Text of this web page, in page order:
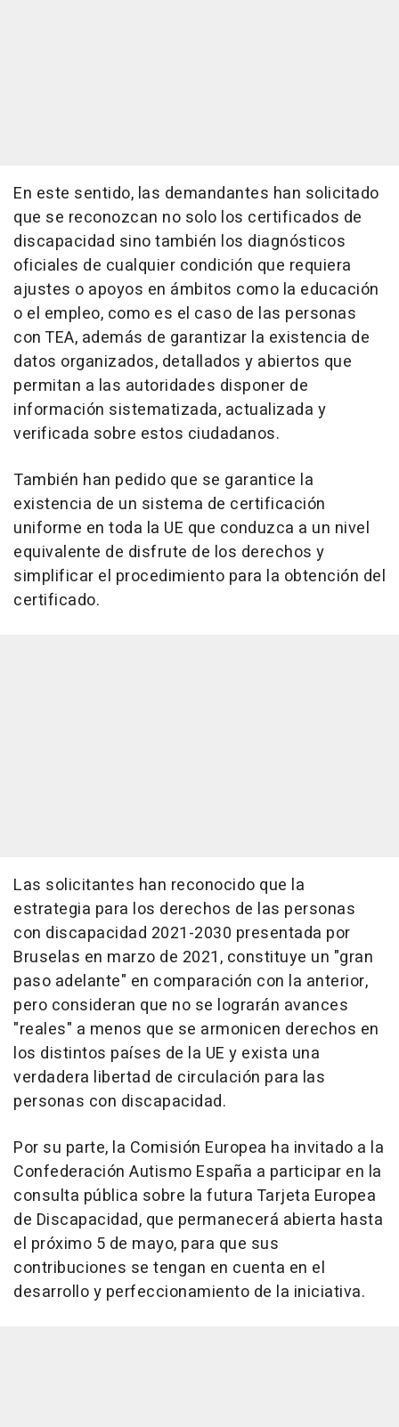
En este sentido, las demandantes han solicitado
que se reconozcan no solo los certificados de
discapacidad sino también los diagnósticos
oficiales de cualquier condición que requiera
ajustes o apoyos en ámbitos como la educación
o el empleo, como es el caso de las personas
con TEA, además de garantizar la existencia de
datos organizados, detallados y abiertos que
permitan a las autoridades disponer de
información sistematizada, actualizada y
verificada sobre estos ciudadanos.
También han pedido que se garantice la
existencia de un sistema de certificación
uniforme en toda la UE que conduzca a un nivel
equivalente de disfrute de los derechos y
simplificar el procedimiento para la obtención del
certificado.
Las solicitantes han reconocido que la
estrategia para los derechos de las personas
con discapacidad 2021-2030 presentada por
Bruselas en marzo de 2021, constituye un "gran
paso adelante" en comparación con la anterior,
pero consideran que no se lograrán avances
"reales" a menos que se armonicen derechos en
los distintos países de la UE y exista una
verdadera libertad de circulación para las
personas con discapacidad.
Por su parte, la Comisión Europea ha invitado a la
Confederación Autismo España a participar en la
consulta pública sobre la futura Tarjeta Europea
de Discapacidad, que permanecerá abierta hasta
el próximo 5 de mayo, para que sus
contribuciones se tengan en cuenta en el
desarrollo y perfeccionamiento de la iniciativa.